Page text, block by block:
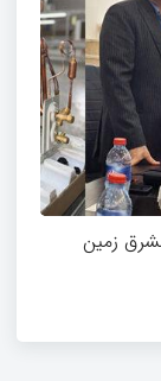
زمین